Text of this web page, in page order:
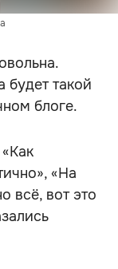
такой
блоге.
«На
всё, вот это